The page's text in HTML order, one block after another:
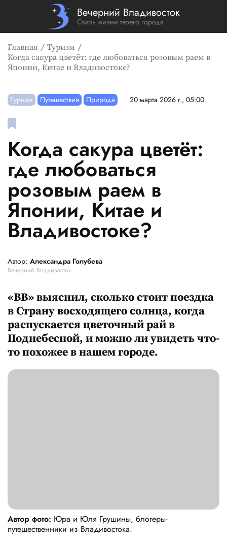
Вечерний Владивосток
Стиль жизни твоего города
Главная
Туризм
Когда сакура цветёт: где любоваться розовым раем в
Японии, Китае и Владивостоке?
Туризм Путешествия Природа 20 марта 2026 г., 05:00
Когда сакура цветёт:
где любоваться
розовым раем в
Японии, Китае и
Владивостоке?
Автор: Александра Голубева
Вечерний Владивосток
«ВВ» выяснил, сколько стоит поездка
в Страну восходящего солнца, когда
распускается цветочный рай в
Поднебесной, и можно ли увидеть что-
то похожее в нашем городе.
Автор фото: Юра и Юля Грушины, блогеры-
путешественники из Владивостока.